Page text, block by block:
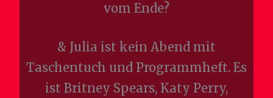
vom Ende?
& Julia ist kein Abend mit
Taschentuch und Programmheft. Es
ist Britney Spears, Katy Perry,